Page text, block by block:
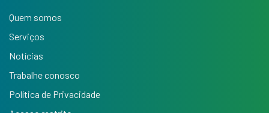
Quem somos
Serviços
Notícias
Trabalhe conosco
Política de Privacidade